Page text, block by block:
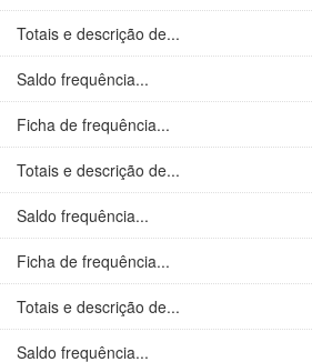
Totais e descrição de...
Saldo frequência...
Ficha de frequência...
Totais e descrição de...
Saldo frequência...
Ficha de frequência...
Totais e descrição de...
Saldo frequência...